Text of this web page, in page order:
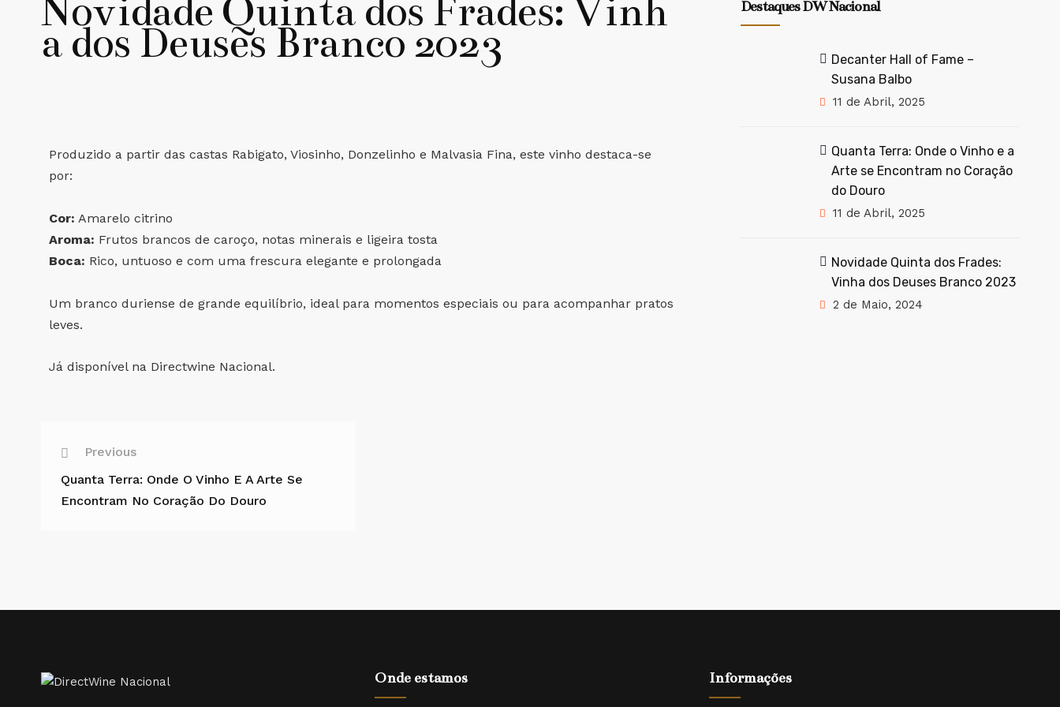
Novidade Quinta dos Frades: Vinh
a dos Deuses Branco 2023
Produzido a partir das castas Rabigato, Viosinho, Donzelinho e Malvasia Fina, este vinho destaca-se
por:
Cor: Amarelo citrino
Aroma: Frutos brancos de caroço, notas minerais e ligeira tosta
Boca: Rico, untuoso e com uma frescura elegante e prolongada
Um branco duriense de grande equilíbrio, ideal para momentos especiais ou para acompanhar pratos
leves.
Já disponível na Directwine Nacional.
Previous
Quanta Terra: Onde O Vinho E A Arte Se
Encontram No Coração Do Douro
Destaques DW Nacional
Decanter Hall of Fame –
Susana Balbo
11 de Abril, 2025
Quanta Terra: Onde o Vinho e a
Arte se Encontram no Coração
do Douro
11 de Abril, 2025
Novidade Quinta dos Frades:
Vinha dos Deuses Branco 2023
2 de Maio, 2024
Onde estamos Informações